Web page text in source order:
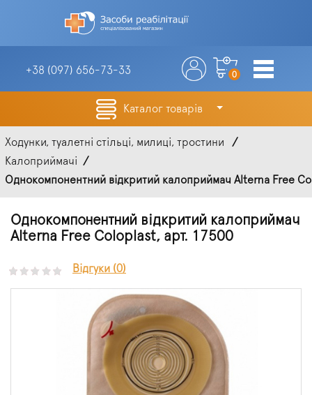
+38 (097) 656-73-33 0
Каталог товарів
Ходунки, туалетні стільці, милиці, тростини
Калоприймачі
Однокомпонентний відкритий калоприймач Alterna Free
Однокомпонентний відкритий калоприймач
Alterna Free Coloplast, арт. 17500
Відгуки (0)